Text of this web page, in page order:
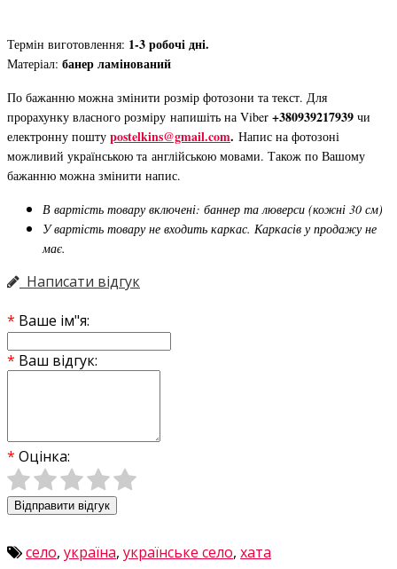
Термін виготовлення: 1-3 робочі дні.
Матеріал: банер ламінований
По бажанню можна змінити розмір фотозони та текст. Для
прорахунку власного розміру напишіть на Viber +380939217939 чи
електронну пошту postelkins@gmail.com. Напис на фотозоні
можливий українською та англійською мовами. Також по Вашому
бажанню можна змінити напис.
В вартість товару включені: баннер та люверси (кожні 30 см)
У вартість товару не входить каркас. Каркасів у продажу не
має.
Написати відгук
Ваше ім"я:
Ваш відгук:
Оцінка:
Відправити відгук
село, україна, українське село, хата